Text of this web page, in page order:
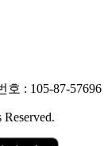
호 : 105-87-57696